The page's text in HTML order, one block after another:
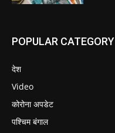
POPULAR CATEGORY
देश
Video
कोरोना अपडेट
पश्चिम बंगाल